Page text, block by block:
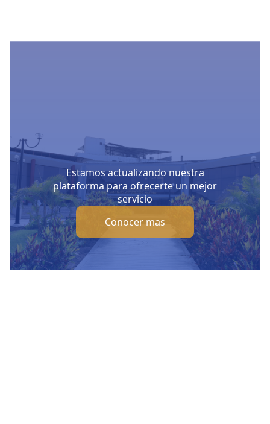
Estamos actualizando nuestra
plataforma para ofrecerte un mejor
servicio
Conocer mas